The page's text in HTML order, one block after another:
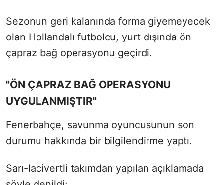
Sezonun geri kalanında forma giyemeyecek
olan Hollandalı futbolcu, yurt dışında ön
çapraz bağ operasyonu geçirdi.
"ÖN ÇAPRAZ BAĞ OPERASYONU
UYGULANMIŞTIR"
Fenerbahçe, savunma oyuncusunun son
durumu hakkında bir bilgilendirme yaptı.
Sarı-lacivertli takımdan yapılan açıklamada